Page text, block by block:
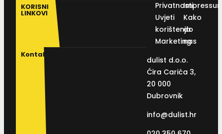
KORISNI
LINKOVI
Privatnosti
Uvjeti
korištenja
Marketing
Kako
do
nas
Kontakt
dulist d.o.o.
Ćira Carića 3,
20 000
Dubrovnik
info@dulist.hr